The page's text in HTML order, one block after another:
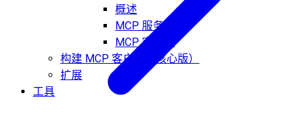
概述
MCP 服务器
MCP 客户端
构建 MCP 客户端（核心版）
扩展
工具